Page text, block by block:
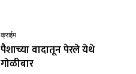
क्राईम
पैशाच्या वादातून पेरले येथे
गोळीबार